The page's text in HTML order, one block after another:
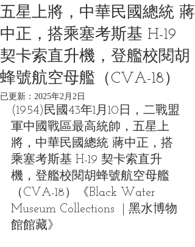
五星上將，中華民國總統 蔣
中正，搭乘塞考斯基 H-19
契卡索直升機，登艦校閱胡
蜂號航空母艦（CVA-18）
已更新： 2025年2月2日
(1954)民國43年1月10日，二戰盟
軍中國戰區最高統帥，五星上
將，中華民國總統 蔣中正，搭
乘塞考斯基 H-19 契卡索直升
機，登艦校閱胡蜂號航空母艦
（CVA-18）《Black Water
Museum Collections  | 黑水博物
館館藏》